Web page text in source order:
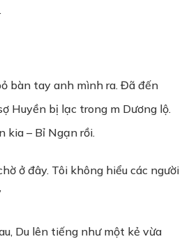
bàn tay anh mình ra. Đã đến
Huyền bị lạc trong m Dương lộ.
kia – Bỉ Ngạn rồi.
ở đây. Tôi không hiểu các người
Du lên tiếng như một kẻ vừa